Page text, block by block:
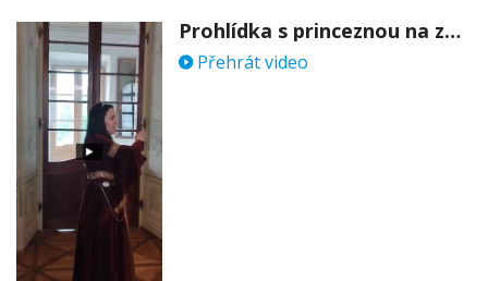
Prohlídka s princeznou na zámku Stekník
Přehrát video